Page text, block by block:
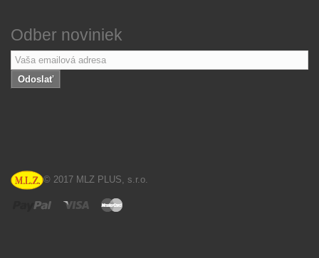
Odber noviniek
Odoslať
© 2017 MLZ PLUS, s.r.o.